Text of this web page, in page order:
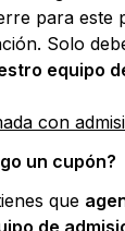
para este
Solo
equipo
con
un cupón?
que